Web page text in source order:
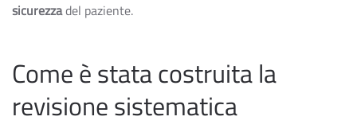
sicurezzadel paziente.
Come è stata costruita la
revisione sistematica